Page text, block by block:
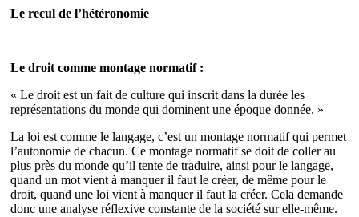
Le recul de l’hétéronomie
Le droit comme montage normatif :
« Le droit est un fait de culture qui inscrit dans la durée les
représentations du monde qui dominent une époque donnée. »
La loi est comme le langage, c’est un montage normatif qui permet
l’autonomie de chacun. Ce montage normatif se doit de coller au
plus près du monde qu’il tente de traduire, ainsi pour le langage,
quand un mot vient à manquer il faut le créer, de même pour le
droit, quand une loi vient à manquer il faut la créer. Cela demande
donc une analyse réflexive constante de la société sur elle-même.